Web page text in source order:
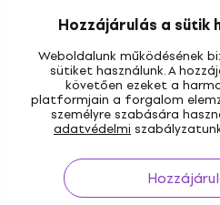
Hozzájárulás a sütik
Weboldalunk működésének
sütiket használunk. A
követően ezeket a
platformjain a forgalom
személyre szabására
adatvédelmi